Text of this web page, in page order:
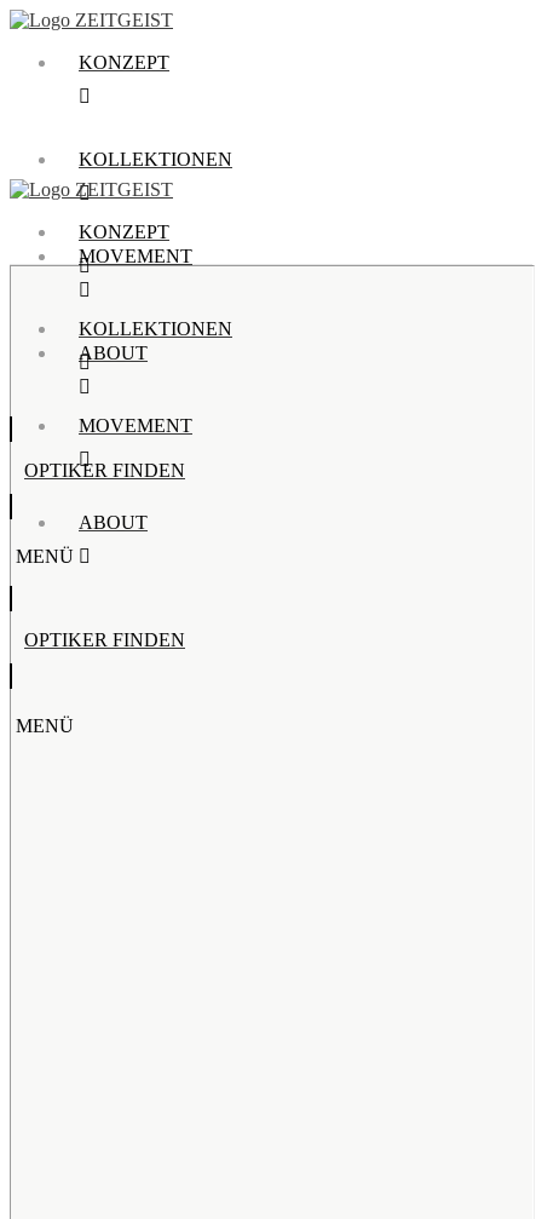
KONZEPT
KOLLEKTIONEN
MOVEMENT
ABOUT
OPTIKER FINDEN
MENÜ
KONZEPT
KOLLEKTIONEN
MOVEMENT
ABOUT
OPTIKER FINDEN
MENÜ